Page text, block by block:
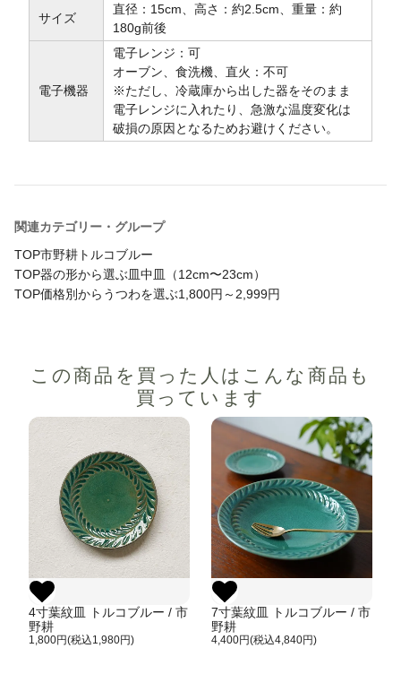
サイズ
直径：15cm、高さ：約2.5cm、重量：約
180g前後
電子機器
電子レンジ：可
オーブン、食洗機、直火：不可
※ただし、冷蔵庫から出した器をそのまま
電子レンジに入れたり、急激な温度変化は
破損の原因となるためお避けください。
関連カテゴリー・グループ
TOP市野耕 トルコブルー
TOP器の形から選ぶ皿中皿（12cm〜23cm）
TOP価格別からうつわを選ぶ1,800円～2,999円
この商品を買った人は こんな商品も
買っています
4寸葉紋皿 トルコブルー / 市
野耕
1,800円(税込1,980円)
7寸葉紋皿 トルコブルー / 市
野耕
4,400円(税込4,840円)